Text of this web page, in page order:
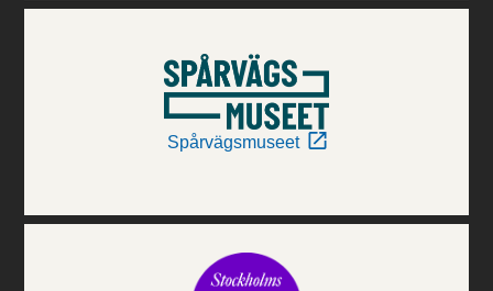
Spårvägsmuseet